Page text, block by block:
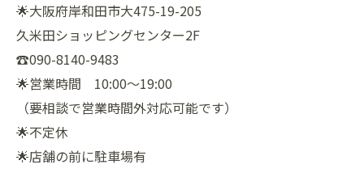
🌟大阪府岸和田市大475-19-205
久米田ショッピングセンター2F
☎️090-8140-9483
🌟営業時間 10:00〜19:00
（要相談で営業時間外対応可能です）
🌟不定休
🌟店舗の前に駐車場有